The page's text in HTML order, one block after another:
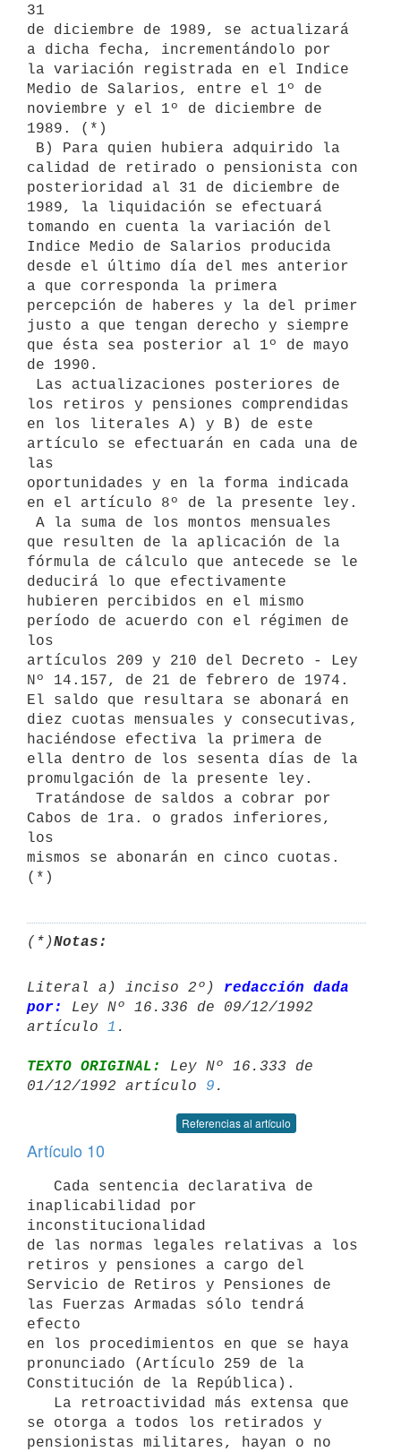
31
de diciembre de 1989, se actualizará
a dicha fecha, incrementándolo por
la variación registrada en el Indice
Medio de Salarios, entre el 1º de
noviembre y el 1º de diciembre de
1989. (*)
calidad de retirado o pensionista con
posterioridad al 31 de diciembre de
1989, la liquidación se efectuará
tomando en cuenta la variación del
Indice Medio de Salarios producida
desde el último día del mes anterior
a que corresponda la primera
percepción de haberes y la del primer
justo a que tengan derecho y siempre
que ésta sea posterior al 1º de mayo
de 1990.
los retiros y pensiones comprendidas
en los literales A) y B) de este
artículo se efectuarán en cada una de
las
oportunidades y en la forma indicada
en el artículo 8º de la presente ley.
que resulten de la aplicación de la
fórmula de cálculo que antecede se le
deducirá lo que efectivamente
hubieren percibidos en el mismo
período de acuerdo con el régimen de
los
artículos 209 y 210 del Decreto - Ley
Nº 14.157, de 21 de febrero de 1974.
El saldo que resultara se abonará en
diez cuotas mensuales y consecutivas,
haciéndose efectiva la primera de
ella dentro de los sesenta días de la
promulgación de la presente ley.
Cabos de 1ra. o grados inferiores,
los
mismos se abonarán en cinco cuotas.
(*)Notas:
Literal a) inciso 2º) redacción dada
por:
Ley Nº 16.336 de 09/12/1992
artículo 1
TEXTO ORIGINAL:
Ley Nº 16.333 de
01/12/1992 artículo 9
Referencias al artículo
Artículo 10
inaplicabilidad por
inconstitucionalidad
de las normas legales relativas a los
retiros y pensiones a cargo del
Servicio de Retiros y Pensiones de
las Fuerzas Armadas sólo tendrá
efecto
en los procedimientos en que se haya
pronunciado (Artículo 259 de la
Constitución de la República).
se otorga a todos los retirados y
pensionistas militares, hayan o no